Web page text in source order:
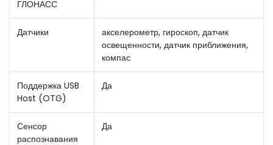
ГЛОНАСС
Датчики
акселерометр, гироскоп, датчик
освещенности, датчик приближения,
компас
Поддержка USB
Host (OTG)
Да
Сенсор
распознавания
Да